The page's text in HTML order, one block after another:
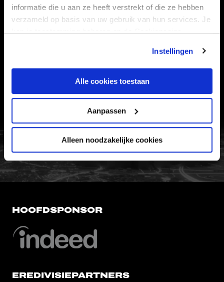
informatie die u aan ze heeft verstrekt of die ze hebben
verzameld op basis van uw gebruik van hun services. Je
kan je toestemming beheren op de Cookiepagina.
Instellingen
Alle cookies toestaan
Aanpassen
Alleen noodzakelijke cookies
Informatie
CONTACT
FC Utrecht<br>vanuit<br>het
HOOFDSPONSOR
EREDIVISIEPARTNERS